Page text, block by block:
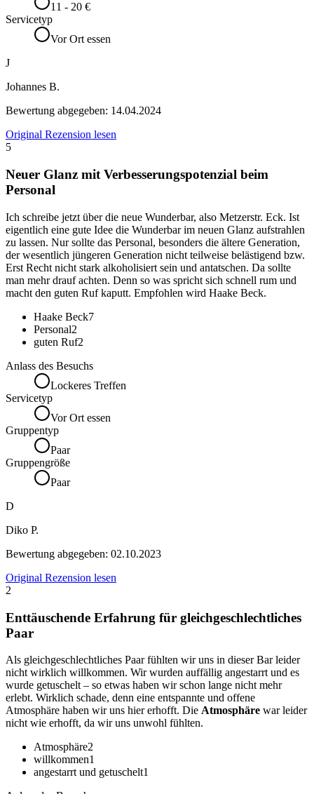
11 - 20 €
Servicetyp
Vor Ort essen
J
Johannes B.
Bewertung abgegeben: 14.04.2024
Original Rezension lesen
5
Neuer Glanz mit Verbesserungspotenzial beim
Personal
Ich schreibe jetzt über die neue Wunderbar, also Metzerstr. Eck. Ist
eigentlich eine gute Idee die Wunderbar im neuen Glanz aufstrahlen
zu lassen. Nur sollte das Personal, besonders die ältere Generation,
der wesentlich jüngeren Generation nicht teilweise belästigend bzw.
Erst Recht nicht stark alkoholisiert sein und antatschen. Da sollte
man mehr drauf achten. Denn so was spricht sich schnell rum und
macht den guten Ruf kaputt. Empfohlen wird Haake Beck.
Haake Beck7
Personal2
guten Ruf2
Anlass des Besuchs
Lockeres Treffen
Servicetyp
Vor Ort essen
Gruppentyp
Paar
Gruppengröße
Paar
D
Diko P.
Bewertung abgegeben: 02.10.2023
Original Rezension lesen
2
Enttäuschende Erfahrung für gleichgeschlechtliches
Paar
Als gleichgeschlechtliches Paar fühlten wir uns in dieser Bar leider
nicht wirklich willkommen. Wir wurden auffällig angestarrt und es
wurde getuschelt – so etwas haben wir schon lange nicht mehr
erlebt. Wirklich schade, denn eine entspannte und offene
Atmosphäre haben wir uns hier erhofft. Die Atmosphäre war leider
nicht wie erhofft, da wir uns unwohl fühlten.
Atmosphäre2
willkommen1
angestarrt und getuschelt1